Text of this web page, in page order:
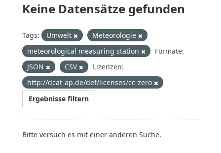
Keine Datensätze gefunden
Tags: Umwelt
Meteorologie
meteorological measuring station
Formate:
JSON
CSV
Lizenzen:
http://dcat-ap.de/def/licenses/cc-zero
Ergebnisse filtern
Bitte versuch es mit einer anderen Suche.